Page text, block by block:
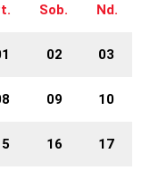
Sob. Nd.
02 03
09 10
16 17